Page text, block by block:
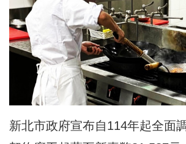
新北市政府宣布自114年起全面